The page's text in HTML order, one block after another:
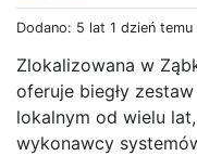
Dodano: 5 lat 1 dzień temu
Zlokalizowana w
oferuje biegły
lokalnym od wielu
wykonawcy